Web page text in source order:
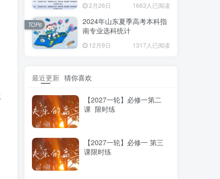
2月26日 1663人已阅读
2024年山东夏季高考本科指
南专业选科统计
12月9日 1317人已阅读
TOP6
最近更新 猜你喜欢
【2027一轮】必修一第二
课 限时练
【2027一轮】必修一 第三
课限时练